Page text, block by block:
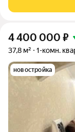
монолитно-
4 400 000 ₽
37,8 м² 1-комн.
новостройка